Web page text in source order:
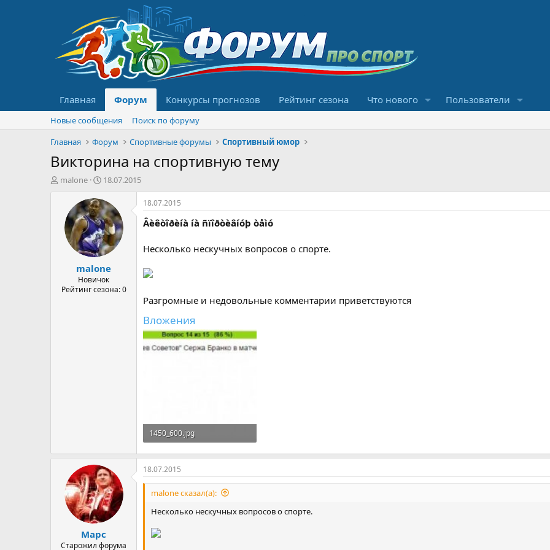
Главная Форум Конкурсы прогнозов Рейтинг сезона Что нового Пользователи
Новые сообщения
Поиск по форуму
Главная
Форум Спортивные форумы Спортивный юмор
Викторина на спортивную тему
А
malone
Д
т
а
н
а
ч
а
л
а
18.07.2015
malone
Новичок
Рейтинг сезона: 0
18.07.2015
Âèêòîðèíà íà ñïîðòèâíóþ òåìó
Несколько нескучных вопросов о спорте.
Разгромные и недовольные комментарии приветствуются
Вложения
1450_600.jpg
17,8 КБ · Просмотры: 53
Марс
Старожил форума
18.07.2015
malone сказал(а):
Несколько нескучных вопросов о спорте.